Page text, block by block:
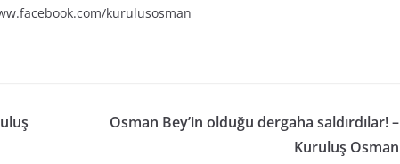
kurulusosman
Osman Bey’in olduğu dergaha saldırdılar! –
Kuruluş Osman